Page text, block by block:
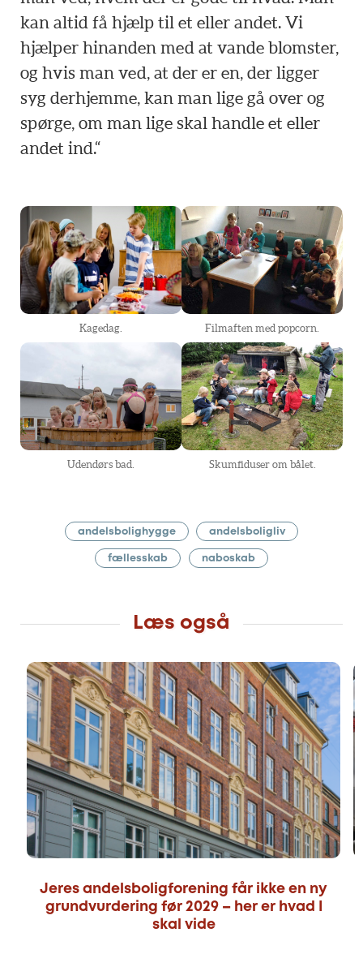
kan altid få hjælp til et eller andet. Vi
hjælper hinanden med at vande blomster,
og hvis man ved, at der er en, der ligger
syg derhjemme, kan man lige gå over og
spørge, om man lige skal handle et eller
andet ind.“
Kagedag. Filmaften med popcorn.
Udendørs bad. Skumfiduser om bålet.
andelsbolighygge andelsboligliv
fællesskab naboskab
Læs også
Jeres andelsboligforening får ikke en ny
grundvurdering før 2029 – her er hvad I
skal vide